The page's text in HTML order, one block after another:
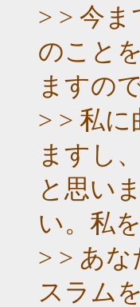
> > 今
のこと
ますの
> > 私
ますし
と思い
い。私
> > あ
スラム